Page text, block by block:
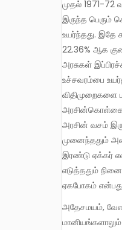
முதல் 1971-72
இருந்த பெரும்
உயர்ந்தது. இதே
22.36% ஆக
அரசுகள்
உச்சவரம்பை
விதிமுறைகளை
அரசின் வசம்
முனைந்ததும்
இரண்டு ஏக்கர்
எடுத்ததும்
ஏகபோகம்
அதேசமயம், வேளாண்வளர்ச்சிக்கு என்று அரசு நடைமுறைப் படுத்தியுள்ள, நடைமுறைப் படுத்திவரும் திட்டங்களாலும்